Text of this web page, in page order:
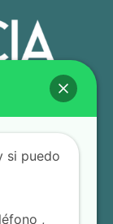
si puedo
,